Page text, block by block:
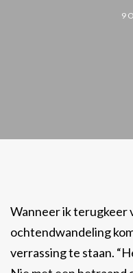
9
Wanneer ik terugkeer
ochtendwandeling
verrassing te staan.